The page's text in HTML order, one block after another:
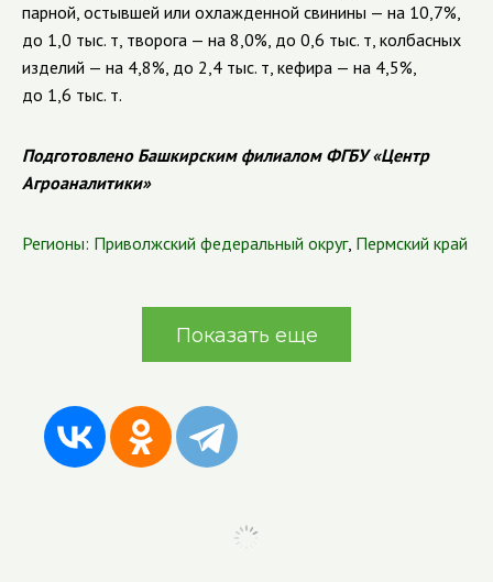
парной, остывшей или охлажденной свинины — на 10,7%,
до 1,0 тыс. т, творога — на 8,0%, до 0,6 тыс. т, колбасных
изделий — на 4,8%, до 2,4 тыс. т, кефира — на 4,5%,
до 1,6 тыс. т.
Подготовлено Башкирским филиалом ФГБУ «Центр
Агроаналитики»
Регионы: Приволжский федеральный округ, Пермский край
Показать еще